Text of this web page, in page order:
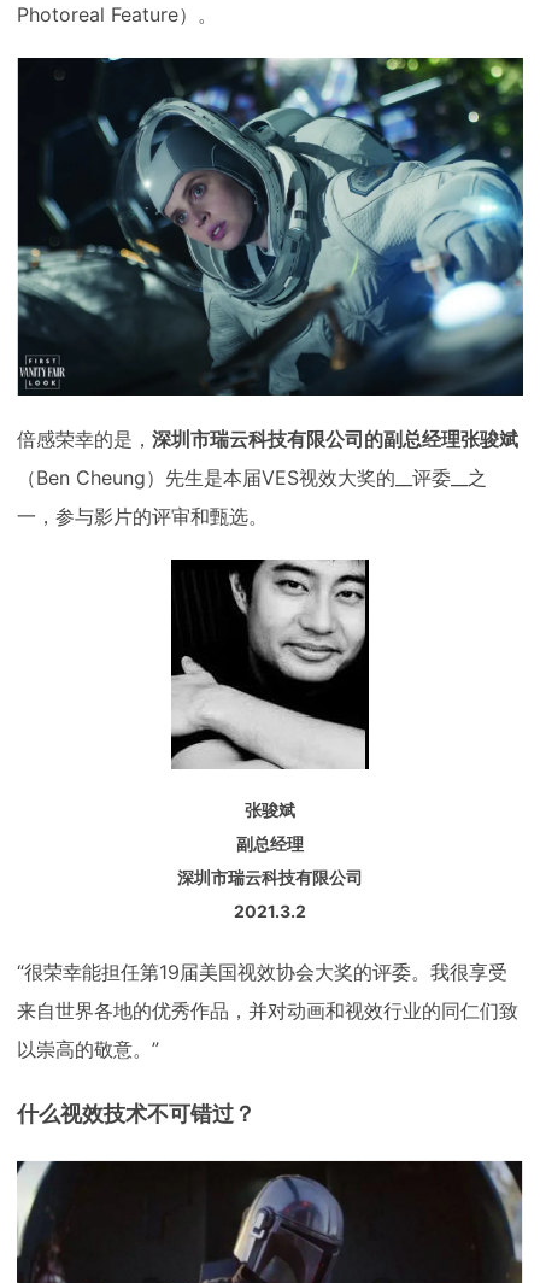
Photoreal Feature）。
倍感荣幸的是， 深圳市瑞云科技有限公司的副总经理张骏斌
（Ben Cheung）先生是本届VES视效大奖的__评委__之
一，参与影片的评审和甄选。
张骏斌
副总经理
深圳市瑞云科技有限公司
2021.3.2
“很荣幸能担任第19届美国视效协会大奖的评委。我很享受
来自世界各地的优秀作品，并对动画和视效行业的同仁们致
以崇高的敬意。”
什么视效技术不可错过？